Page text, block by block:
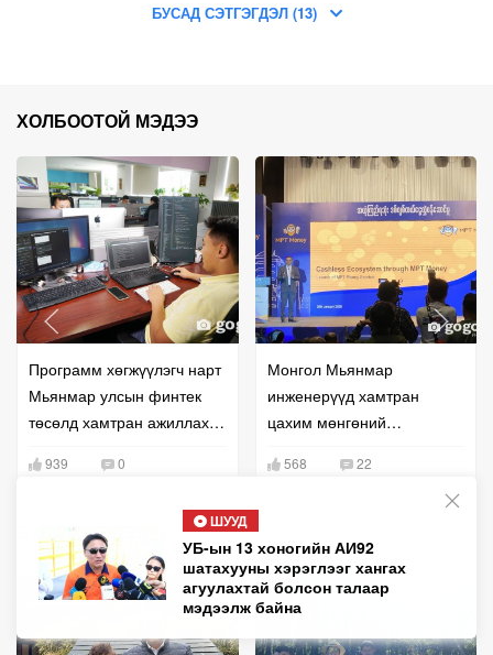
БУСАД СЭТГЭГДЭЛ (13)
ШУУД
УБ-ын 13 хоногийн АИ92
шатахууны хэрэглээг хангах
агуулахтай болсон талаар
мэдээлж байна
ХОЛБООТОЙ МЭДЭЭ
Программ хөгжүүлэгч нарт
Мьянмар улсын финтек
төсөлд хамтран ажиллах
939 0
Монгол Мьянмар
инженерүүд хамтран
цахим мөнгөний
нэвтрүүллээ
568 22
БУСАД МЭДЭЭ